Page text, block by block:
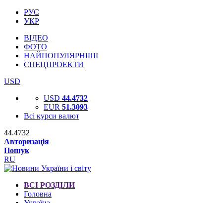
РУС
УКР
ВІДЕО
ФОТО
НАЙПОПУЛЯРНІШІ
СПЕЦПРОЕКТИ
USD
USD 44.4732
EUR 51.3093
Всі курси валют
44.4732
Авторизація
Пошук
RU
ВСІ РОЗДІЛИ
Головна